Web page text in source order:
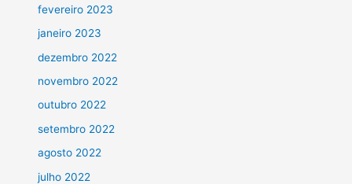
fevereiro 2023
janeiro 2023
dezembro 2022
novembro 2022
outubro 2022
setembro 2022
agosto 2022
julho 2022